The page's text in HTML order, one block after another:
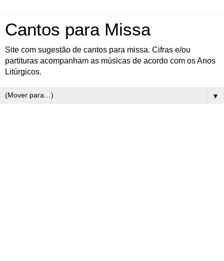
Cantos para Missa
Site com sugestão de cantos para missa. Cifras e/ou
partituras acompanham as músicas de acordo com os Anos
Litúrgicos.
▼